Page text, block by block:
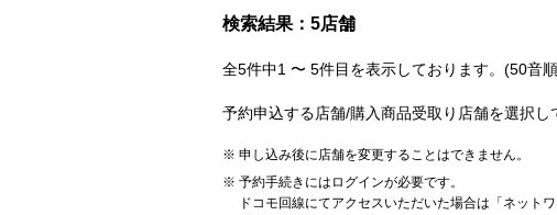
検索結果：5店舗
全5件中1 〜 5件目を表示しております。(50音
予約申込する店舗/購入商品受取り店舗を選択し
申し込み後に店舗を変更することはできません。
予約手続きにはログインが必要です。
ドコモ回線にてアクセスいただいた場合は「ネット